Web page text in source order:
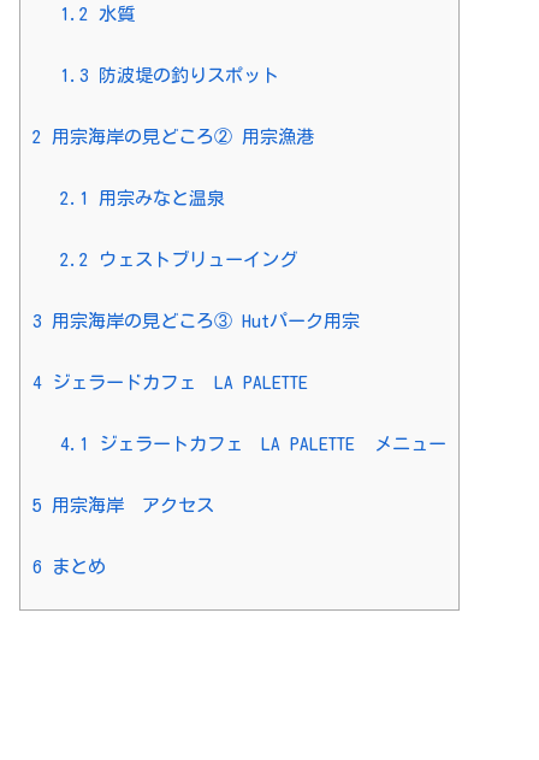
1.2 水質
1.3 防波堤の釣りスポット
2 用宗海岸の見どころ② 用宗漁港
2.1 用宗みなと温泉
2.2 ウェストブリューイング
3 用宗海岸の見どころ③ Hutパーク用宗
4 ジェラードカフェ LA PALETTE
4.1 ジェラートカフェ LA PALETTE メニュー
5 用宗海岸 アクセス
6 まとめ